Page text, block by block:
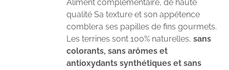
Aliment complémentaire, de haute
qualité Sa texture et son appétence
comblera ses papilles de fins gourmets.
Les terrines sont 100% naturelles,sans
colorants,sans arômes et
antioxydants synthétiques etsans